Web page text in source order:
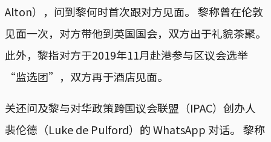
Alton），问到黎何时首次跟对方见面。 黎称曾在伦敦
见面一次，对方带他到英国国会，双方出于礼貌茶聚。
此外，黎指对方于2019年11月赴港参与区议会选举
“监选团”，双方再于酒店见面。
关还问及黎与对华政策跨国议会联盟（IPAC）创办人
裴伦德（Luke de Pulford）的 WhatsApp 对话。 黎称